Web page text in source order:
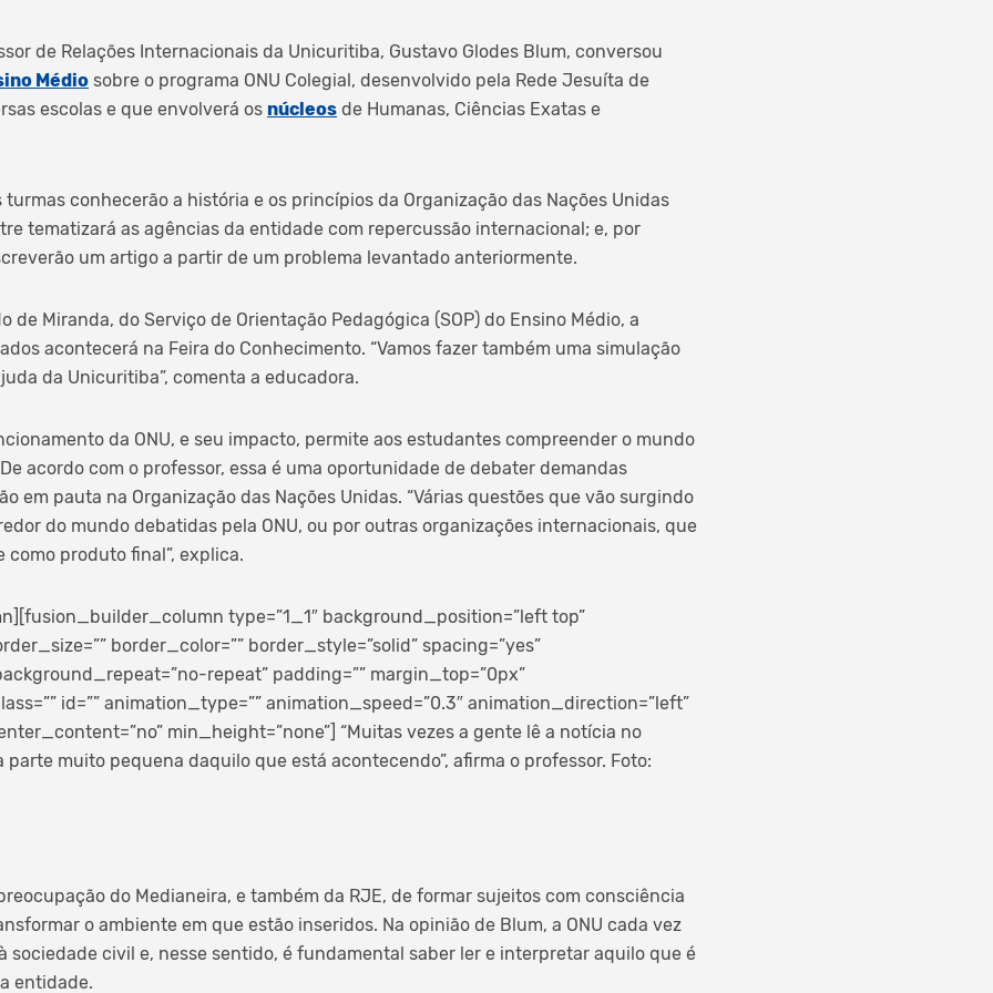
de Relações Internacionais da Unicuritiba, Gustavo Glodes Blum, conversou
Médio sobre o programa ONU Colegial, desenvolvido pela Rede Jesuíta de
escolas e que envolverá os núcleos de Humanas, Ciências Exatas e
conhecerão a história e os princípios da Organização das Nações Unidas
tematizará as agências da entidade com repercussão internacional; e, por
um artigo a partir de um problema levantado anteriormente.
de Miranda, do Serviço de Orientação Pedagógica (SOP) do Ensino Médio, a
acontecerá na Feira do Conhecimento. “Vamos fazer também uma simulação
da Unicuritiba”, comenta a educadora.
da ONU, e seu impacto, permite aos estudantes compreender o mundo
acordo com o professor, essa é uma oportunidade de debater demandas
em pauta na Organização das Nações Unidas. “Várias questões que vão surgindo
do mundo debatidas pela ONU, ou por outras organizações internacionais, que
produto final”, explica.
type=”1_1″ background_position=”left top”
border_color=”” border_style=”solid” spacing=”yes”
repeat” padding=”” margin_top=”0px”
id=”” animation_type=”” animation_speed=”0.3″ animation_direction=”left”
min_height=”none”] “Muitas vezes a gente lê a notícia no
parte muito pequena daquilo que está acontecendo”, afirma o professor. Foto:
do Medianeira, e também da RJE, de formar sujeitos com consciência
o ambiente em que estão inseridos. Na opinião de Blum, a ONU cada vez
sociedade civil e, nesse sentido, é fundamental saber ler e interpretar aquilo que é
entidade.